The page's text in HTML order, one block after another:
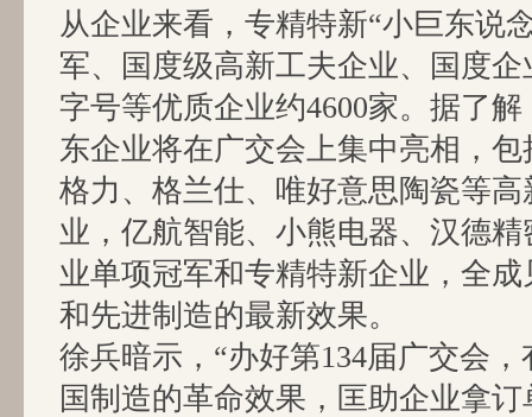
从企业来看，专精特新“小巨东说
军、国度级高新工夫企业、国度
字号等优质企业约4600家。据了
东企业将在广交会上集中亮相，
格力、格兰仕、唯好意思陶瓷等
业，亿航智能、小熊电器、汉德
业单项冠军和专精特新企业，全
和先进制造的最新效果。
徐兵暗示，“办好第134届广交会
国制造的革命效果，匡助企业拿